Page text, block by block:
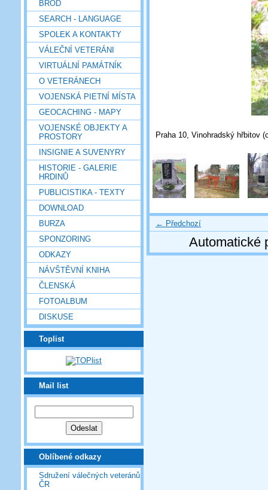
BROD
SEARCH - LANGUAGE
SPOLEK A KONTAKTY
VÁLEČNÍ VETERÁNI
VIRTUÁLNÍ PAMÁTNÍK
O VETERÁNECH
VOJENSKÁ PIETNÍ MÍSTA
GEOCACHING - MAPY
VOJENSKÉ OBJEKTY A
PROSTORY
INSIGNIE A SUVENYRY
HISTORIE - GALERIE
HRDINŮ
PUBLICISTIKA - TEXTY
DOWNLOAD
BURZA
SPONZORING
ODKAZY
NÁVŠTĚVNÍ KNIHA
ČLENSKÁ
FOTOALBUM
DISKUSE
Toplist
Mail list
Oblíbené odkazy
Sdružení válečných veteránů
ČR
Praha 10, Vinohradský hřbitov
← Předchozí
Automatické